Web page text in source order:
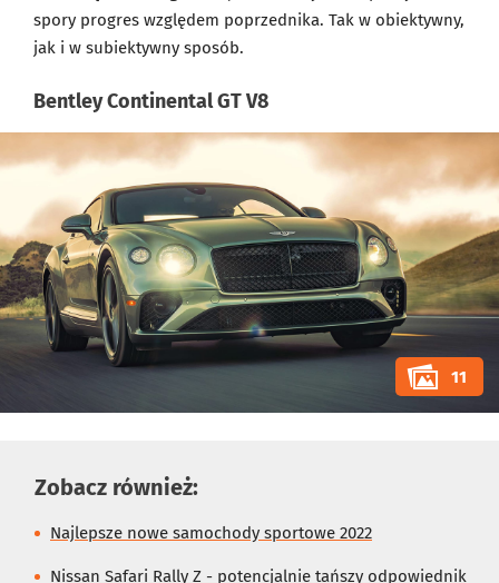
spory progres względem poprzednika. Tak w obiektywny,
jak i w subiektywny sposób.
Bentley Continental GT V8
11
Zobacz również:
Najlepsze nowe samochody sportowe 2022
Nissan Safari Rally Z - potencjalnie tańszy odpowiednik